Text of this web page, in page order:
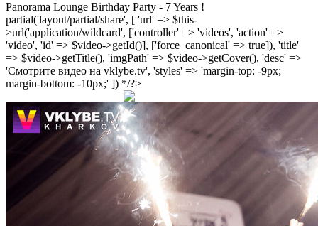
Panorama Lounge Birthday Party - 7 Years !
partial('layout/partial/share', [ 'url' => $this-
>url('application/wildcard', ['controller' => 'videos', 'action' =>
'video', 'id' => $video->getId()], ['force_canonical' => true]), 'title'
=> $video->getTitle(), 'imgPath' => $video->getCover(), 'desc' =>
'Смотрите видео на vklybe.tv', 'styles' => 'margin-top: -9px;
margin-bottom: -10px;' ]) */?>